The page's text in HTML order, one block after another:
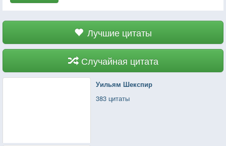
Лучшие цитаты
Случайная цитата
Уильям Шекспир
383 цитаты